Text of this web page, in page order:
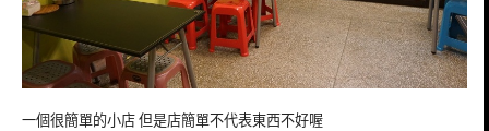
一個很簡單的小店 但是店簡單不代表東西不好喔